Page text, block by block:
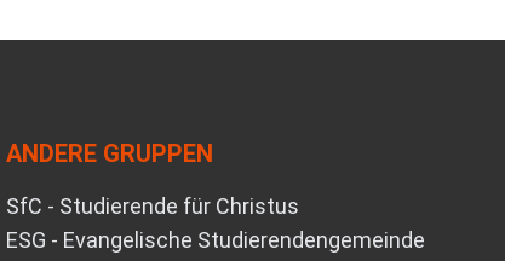
ANDERE GRUPPEN
SfC - Studierende für Christus
ESG - Evangelische Studierendengemeinde